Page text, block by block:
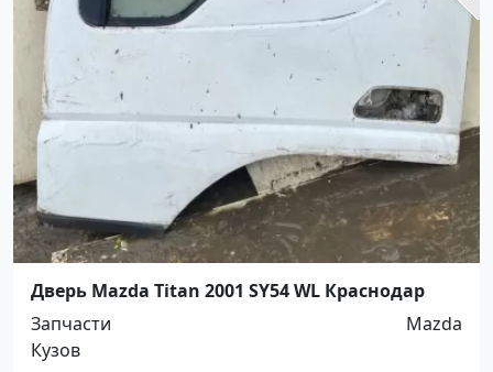
Дверь Mazda Titan 2001 SY54 WL Краснодар
Запчасти
Mazda
Кузов